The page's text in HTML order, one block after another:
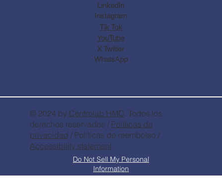
Instagram
LinkedIn
Tik Tok
YouTube
X Twitter
WhatsApp
Do Not Sell My Personal
Information
© 2024 by Centrolab HMC . Todos los
derechos reservados / Políticas de
privacidad / Políticas de reembolso /
Accessibility statement